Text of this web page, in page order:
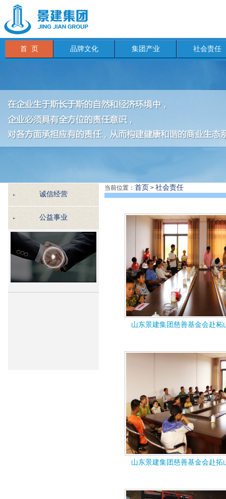
首 页 品牌文化 集团产业 社会责任
诚信经营
公益事业
当前位置： 首页 > 社会责任
山东景建集团慈善基金会赴柘
山东景建集团慈善基金会赴拓